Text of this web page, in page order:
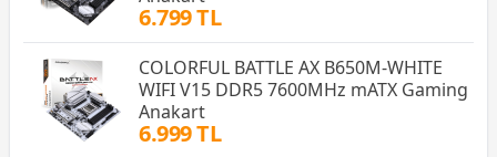
6.799 TL
COLORFUL BATTLE AX B650M-WHITE
WIFI V15 DDR5 7600MHz mATX Gaming
Anakart
6.999 TL